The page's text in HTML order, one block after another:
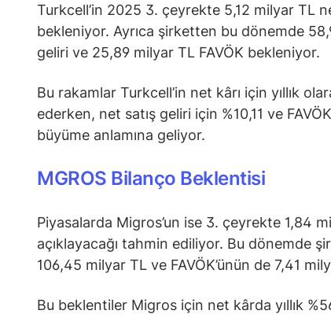
Turkcell’in 2025 3. çeyrekte 5,12 milyar TL
bekleniyor. Ayrıca şirketten bu dönemde
geliri ve 25,89 milyar TL FAVÖK bekleniyor.
Bu rakamlar Turkcell’in net kârı için yıllık
ederken, net satış geliri için %10,11 ve
büyüme anlamına geliyor.
MGROS Bilanço Beklentisi
Piyasalarda Migros’un ise 3. çeyrekte 1,84
açıklayacağı tahmin ediliyor. Bu dönemde
106,45 milyar TL ve FAVÖK’ünün de 7,41
Bu beklentiler Migros için net kârda yıllık